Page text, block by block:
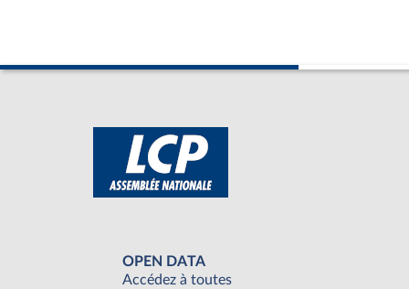
OPEN DATA
Accédez à toutes